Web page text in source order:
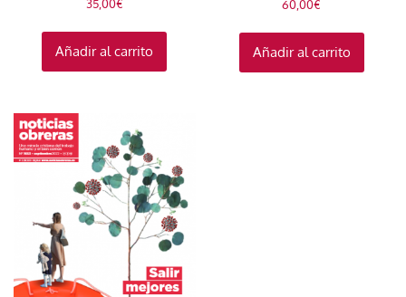
35,00€
Añadir al carrito
60,00€
Añadir al carrito